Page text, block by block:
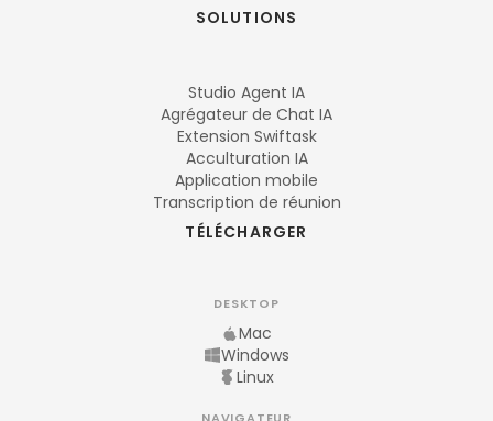
SOLUTIONS
Studio Agent IA
Agrégateur de Chat IA
Extension Swiftask
Acculturation IA
Application mobile
Transcription de réunion
TÉLÉCHARGER
DESKTOP
Mac
Windows
Linux